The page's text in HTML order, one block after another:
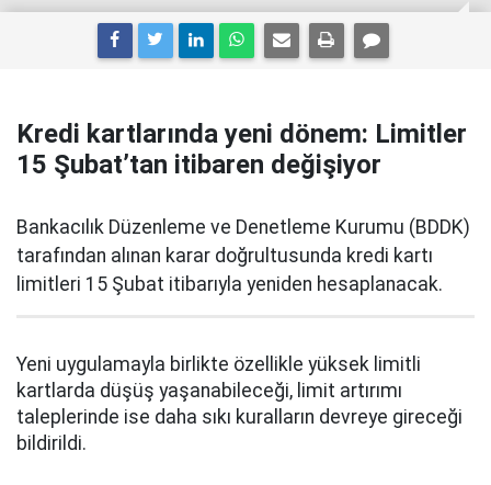
Kredi kartlarında yeni dönem: Limitler
15 Şubat’tan itibaren değişiyor
Bankacılık Düzenleme ve Denetleme Kurumu (BDDK)
tarafından alınan karar doğrultusunda kredi kartı
limitleri 15 Şubat itibarıyla yeniden hesaplanacak.
Yeni uygulamayla birlikte özellikle yüksek limitli
kartlarda düşüş yaşanabileceği, limit artırımı
taleplerinde ise daha sıkı kuralların devreye gireceği
bildirildi.